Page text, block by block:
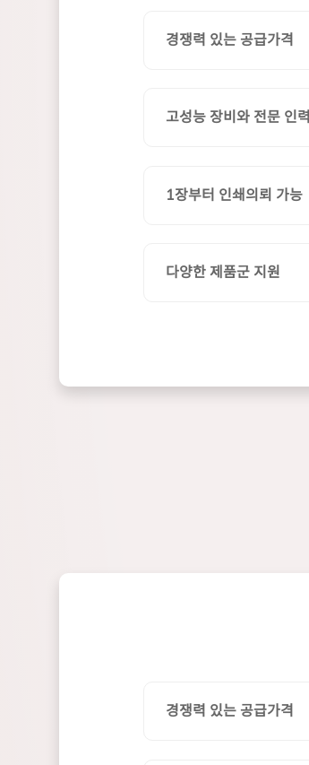
경쟁력 있는 공급가격
고성능 장비와 전문 인력
1장부터 인쇄의뢰 가능
다양한 제품군 지원
경쟁력 있는 공급가격